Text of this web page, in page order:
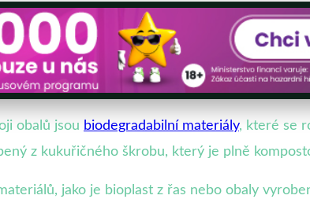
obalů jsou biodegradabilní materiály, které se
z kukuřičného škrobu, který je plně
jako je bioplast z řas nebo obaly